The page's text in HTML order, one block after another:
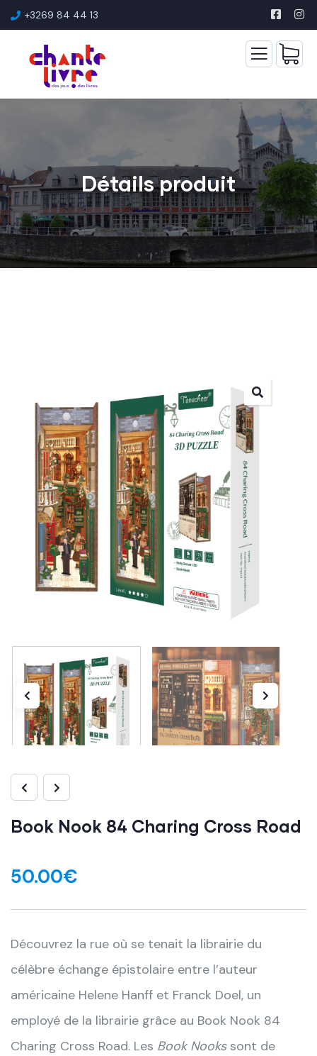
+3269 84 44 13
Détails produit
Book Nook 84 Charing Cross Road
50.00€
Découvrez la rue où se tenait la librairie du
célèbre échange épistolaire entre l’auteur
américaine Helene Hanff et Franck Doel, un
employé de la librairie grâce au Book Nook 84
Charing Cross Road. Les Book Nookssont de